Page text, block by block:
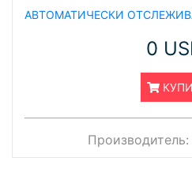
0
Производитель: